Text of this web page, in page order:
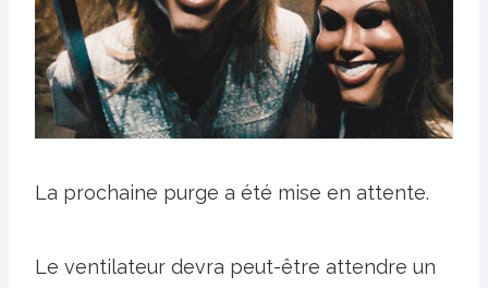
La prochaine purge a été mise en attente.
Le ventilateur devra peut-être attendre un